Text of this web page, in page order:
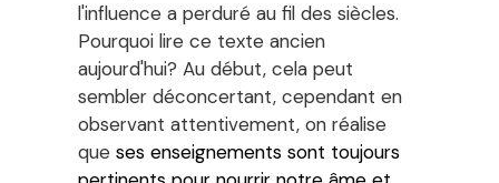
l'influence a perduré au fil des siècles.
Pourquoi lire ce texte ancien
aujourd'hui? Au début, cela peut
sembler déconcertant, cependant en
observant attentivement, on réalise
que ses enseignements sont toujours